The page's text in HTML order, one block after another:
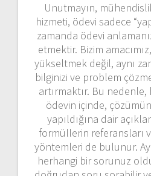
Unutmayın,
hizmeti, ödevi sadece
zamanda ödevi
etmektir. Bizim
yükseltmek değil, aynı
bilginizi ve problem
artırmaktır. Bu nedenle,
ödevin içinde,
yapıldığına dair
formüllerin referansları
yöntemleri de bulunur.
herhangi bir sorunuz